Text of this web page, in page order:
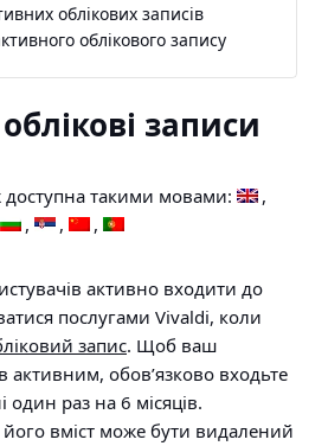
записи
доступна такими мовами:
активно входити до
послугами Vivaldi, коли
запис. Щоб ваш
активним, обов’язково входьте
раз на 6 місяців.
вміст може бути видалений
облікових записів
облікового запису